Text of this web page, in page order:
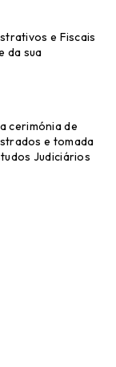
e Fiscais
da sua